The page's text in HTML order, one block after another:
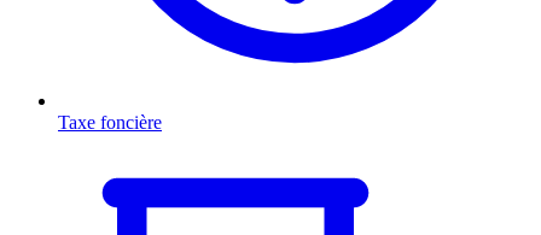
Taxe foncière